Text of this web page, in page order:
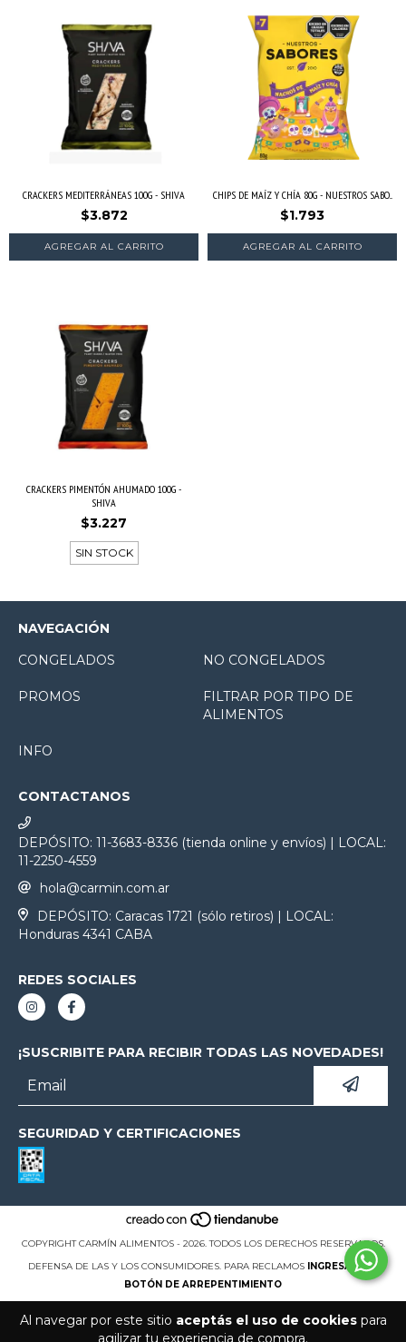
Al navegar por este sitio aceptás el uso de cookiespara
agilizar tu experiencia de compra.
CRACKERS MEDITERRÁNEAS 100G - SHIVA
$3.872
CHIPS DE MAÍZ Y CHÍA 80G - NUESTROS SABO...
$1.793
CRACKERS PIMENTÓN AHUMADO 100G -
SHIVA
$3.227
SIN STOCK
NAVEGACIÓN
CONGELADOS
NO CONGELADOS
PROMOS
FILTRAR POR TIPO DE
ALIMENTOS
INFO
CONTACTANOS
DEPÓSITO: 11-3683-8336 (tienda online y envíos) | LOCAL:
11-2250-4559
hola@carmin.com.ar
DEPÓSITO: Caracas 1721 (sólo retiros) | LOCAL:
Honduras 4341 CABA
REDES SOCIALES
¡SUSCRIBITE PARA RECIBIR TODAS LAS NOVEDADES!
SEGURIDAD Y CERTIFICACIONES
COPYRIGHT CARMÍN ALIMENTOS - 2026. TODOS LOS DERECHOS RESERVADOS.
DEFENSA DE LAS Y LOS CONSUMIDORES. PARA RECLAMOS INGRESÁ ACÁ.
BOTÓN DE ARREPENTIMIENTO